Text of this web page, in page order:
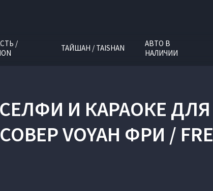
/
ТАЙШАН / TAISHAN
АВТО В
НАЛИЧИИ
И КАРАОКЕ
VOYAH ФРИ /